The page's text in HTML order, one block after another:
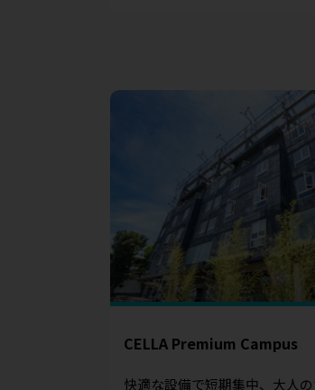
CELLA Premium Campus
快適な設備で短期集中、大人